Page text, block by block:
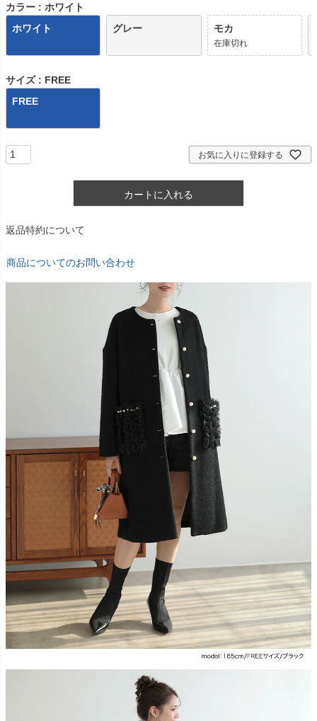
カラー
ホワイト
ホワイト
グレー モカ
在庫切れ
サイズ
FREE
FREE
お気に入りに登録する
カートに入れる
返品特約について
商品についてのお問い合わせ